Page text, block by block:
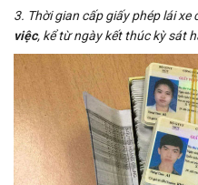
3. Thời gian cấp giấy phép lái xe
việc, kể từ ngày kết thúc kỳ sát